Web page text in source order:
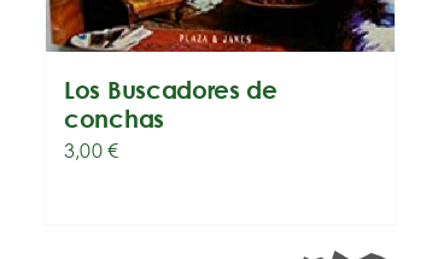
Los Buscadores de
conchas
3,00€